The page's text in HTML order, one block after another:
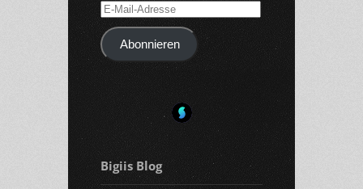
E-
Mail-
AdresseAbonnieren
Bigiis Blog